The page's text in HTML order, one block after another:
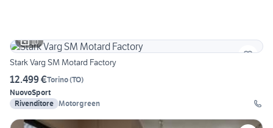
10
Stark Varg SM Motard Factory
12.499 €Torino(TO)
NuovoSport
Rivenditore Motorgreen